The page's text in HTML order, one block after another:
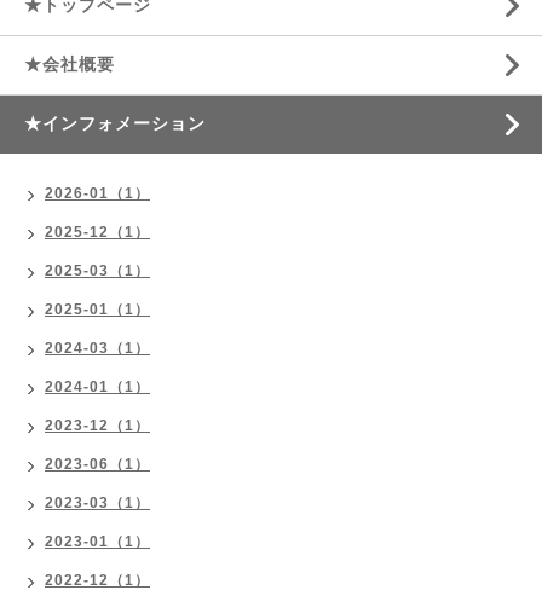
★トップページ
★会社概要
★インフォメーション
2026-01（1）
2025-12（1）
2025-03（1）
2025-01（1）
2024-03（1）
2024-01（1）
2023-12（1）
2023-06（1）
2023-03（1）
2023-01（1）
2022-12（1）